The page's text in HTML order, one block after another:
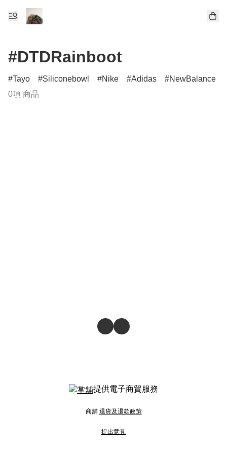
#DTDRainboot
Tayo Siliconebowl Nike Adidas
NewBalance
0項 商品
提供電子商貿服務
商舖 退貨及退款政策
提出意見